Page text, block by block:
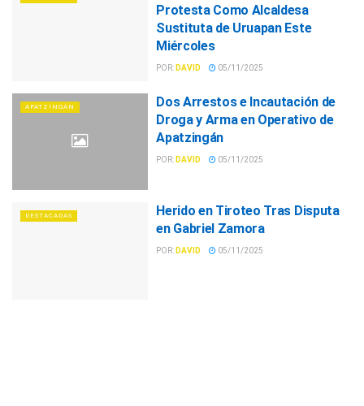
Protesta Como Alcaldesa
Sustituta de Uruapan Este
Miércoles
POR: DAVID 05/11/2025
APATZINGÁN
Dos Arrestos e Incautación de
Droga y Arma en Operativo de
Apatzingán
POR: DAVID 05/11/2025
DESTACADAS
Herido en Tiroteo Tras Disputa
en Gabriel Zamora
POR: DAVID 05/11/2025